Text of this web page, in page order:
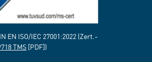
EN ISO/IEC 27001:2022 (Zert.-
TMS[PDF])